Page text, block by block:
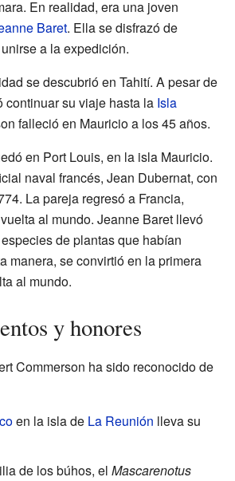
En realidad, era una joven
Baret. Ella se disfrazó de
a la expedición.
se descubrió en Tahití. A pesar de
continuar su viaje hasta la Isla
falleció en Mauricio a los 45 años.
en Port Louis, en la isla Mauricio.
naval francés, Jean Dubernat, con
La pareja regresó a Francia,
al mundo. Jeanne Baret llevó
de plantas que habían
manera, se convirtió en la primera
al mundo.
y honores
Commerson ha sido reconocido de
en la isla de La Reunión lleva su
de los búhos, el Mascarenotus